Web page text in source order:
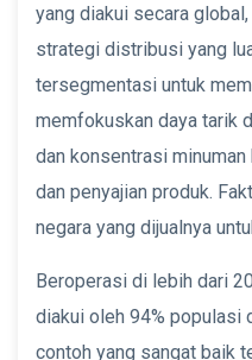
yang diakui secara
strategi distribusi yang
tersegmentasi untuk
memfokuskan daya tarik
dan konsentrasi minuman
dan penyajian produk.
negara yang dijualnya
Beroperasi di lebih dari
diakui oleh 94% populasi
contoh yang sangat baik